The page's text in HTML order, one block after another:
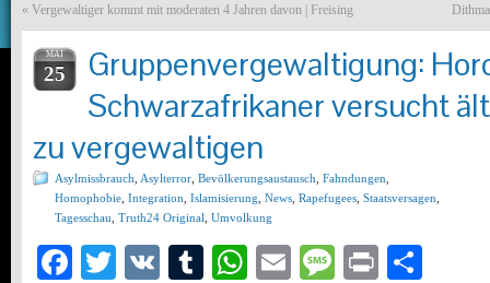
« Vergewaltiger kommt mit moderaten 4 Jahren davon | Freising
MAI
25
Gruppenvergewaltigung:
Schwarzafrikaner versucht
zu vergewaltigen
Asylmissbrauch Asylterror Bevölkerungsaustausch Fahndungen
Homophobie Integration Islamisierung News Rapefugees Staatsversagen
Tagesschau Truth24 Original Umvolkung
Facebook
Twitter
VK Tumblr
WhatsApp
EmailMessage
Print